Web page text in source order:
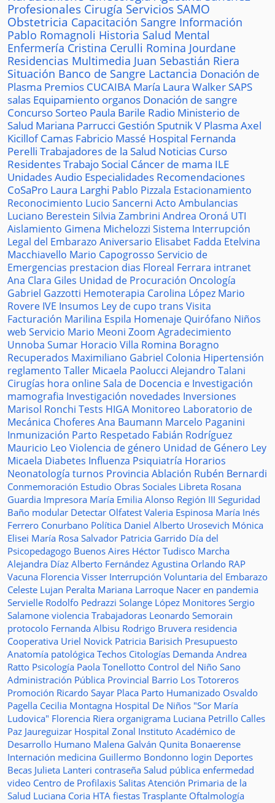
Profesionales Cirugía Servicios SAMO
Obstetricia Capacitación Sangre Información
Pablo Romagnoli Historia Salud Mental
Enfermería Cristina Cerulli Romina Jourdane
Residencias Multimedia Juan Sebastián Riera
Situación Banco de Sangre Lactancia Donación de
Plasma Premios CUCAIBA María Laura WalkerSAPS
salas Equipamiento organos Donación de sangre
ConcursoSorteo Paula Barile Radio Ministerio de
Salud Mariana Parrucci Gestión Sputnik V Plasma Axel
KicillofCamas Fabricio Massé Hospital Fernanda
Perelli Trabajadores de la Salud Noticias Curso
ResidentesTrabajo Social Cáncer de mama ILE
UnidadesAudio Especialidades Recomendaciones
CoSaPro Laura Larghi Pablo Pizzala Estacionamiento
Reconocimiento Lucio Sancerni Acto Ambulancias
Luciano Berestein Silvia Zambrini Andrea Oroná UTI
Aislamiento Gimena Michelozzi Sistema Interrupción
Legal del Embarazo Aniversario Elisabet Fadda Etelvina
Macchiavello Mario Capogrosso Servicio de
Emergencias prestacion dias Floreal Ferrara intranet
Ana Clara Giles Unidad de Procuración Oncología
Gabriel Gazzotti Hemoterapia Carolina López Mario
Rovere IVE Insumos Ley de cupo trans Visita
Facturación Marilina Espila Homenaje Quirófano Niños
web Servicio Mario Meoni Zoom Agradecimiento
Unnoba Sumar Horacio Villa Romina Boragno
Recuperados Maximiliano Gabriel Colonia Hipertensión
reglamento Taller Micaela Paolucci Alejandro Talani
Cirugías hora onlineSala de Docencia e Investigación
mamografia Investigación novedades Inversiones
Marisol Ronchi Tests HIGA Monitoreo Laboratorio de
Mecánica Choferes Ana Baumann Marcelo Paganini
Inmunización Parto Respetado Fabián Rodríguez
Mauricio Leo Violencia de género Unidad de Género Ley
Micaela Diabetes Influenza Psiquiatría Horarios
Neonatología turnos Provincia Ablación Rubén Bernardi
Conmemoración Estudio Obras Sociales Libreta Rosana
Guardia Impresora María Emilia Alonso Región III Seguridad
Baño modular Detectar Olfatest Valeria Espinosa María Inés
Ferrero Conurbano Política Daniel Alberto Urosevich Mónica
Elisei María Rosa Salvador Patricia Garrido Día del
Psicopedagogo Buenos Aires Héctor Tudisco Marcha
Alejandra Díaz Alberto Fernández Agustina Orlando RAP
Vacuna Florencia Visser Interrupción Voluntaria del Embarazo
Celeste Lujan Peralta Mariana Larroque Nacer en pandemia
Servielle Rodolfo Pedrazzi Solange López Monitores Sergio
Salamone violencia Trabajadoras Leonardo Semorain
protocolo Fernanda Albisu Rodrigo Bruvera residencia
Cooperativa Uriel Novick Patricia Barisich Presupuesto
Anatomía patológica Techos Citologías Demanda Andrea
Ratto Psicología Paola Tonellotto Control del Niño Sano
Administración Pública Provincial Barrio Los Totoreros
Promoción Ricardo Sayar Placa Parto Humanizado Osvaldo
Pagella Cecilia Montagna Hospital De Niños "Sor María
Ludovica" Florencia Riera organigrama Luciana Petrillo Calles
Paz Jaureguizar Hospital Zonal Instituto Académico de
Desarrollo Humano Malena Galván Qunita Bonaerense
Internación medicina Guillermo Bondonno login Deportes
Becas Julieta Lanteri contraseña Salud pública enfermedad
video Centro de Profilaxis Salitas Atención Primaria de la
Salud Luciana Coria HTA fiestas Trasplante Oftalmología